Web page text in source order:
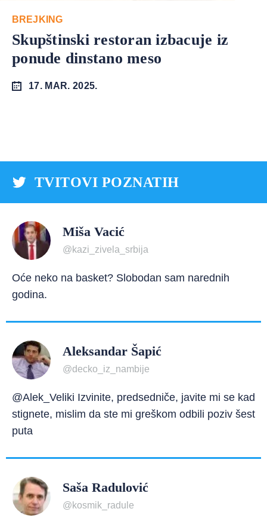
BREJKING
Skupštinski restoran izbacuje iz
ponude dinstano meso
17. MAR. 2025.
TVITOVI POZNATIH
Miša Vacić
@kazi_zivela_srbija
Oće neko na basket? Slobodan sam narednih
godina.
Aleksandar Šapić
@decko_iz_nambije
@Alek_Veliki Izvinite, predsedniče, javite mi se kad
stignete, mislim da ste mi greškom odbili poziv šest
puta
Saša Radulović
@kosmik_radule